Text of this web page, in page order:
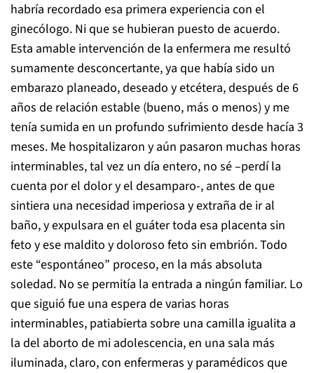
habría recordado esa primera experiencia con el
ginecólogo. Ni que se hubieran puesto de acuerdo.
Esta amable intervención de la enfermera me resultó
sumamente desconcertante, ya que había sido un
embarazo planeado, deseado y etcétera, después de 6
años de relación estable (bueno, más o menos) y me
tenía sumida en un profundo sufrimiento desde hacía 3
meses. Me hospitalizaron y aún pasaron muchas horas
interminables, tal vez un día entero, no sé –perdí la
cuenta por el dolor y el desamparo-, antes de que
sintiera una necesidad imperiosa y extraña de ir al
baño, y expulsara en el guáter toda esa placenta sin
feto y ese maldito y doloroso feto sin embrión. Todo
este “espontáneo” proceso, en la más absoluta
soledad. No se permitía la entrada a ningún familiar. Lo
que siguió fue una espera de varias horas
interminables, patiabierta sobre una camilla igualita a
la del aborto de mi adolescencia, en una sala más
iluminada, claro, con enfermeras y paramédicos que